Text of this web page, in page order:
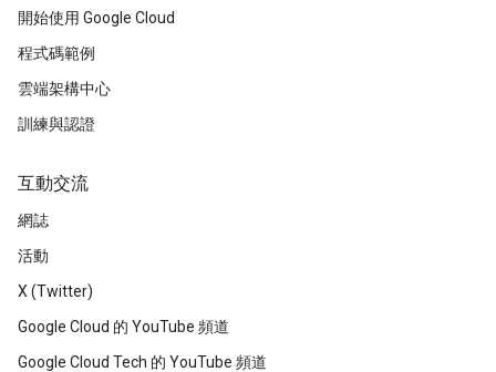
開始使用 Google Cloud
程式碼範例
雲端架構中心
訓練與認證
互動交流
網誌
活動
X (Twitter)
Google Cloud 的 YouTube 頻道
Google Cloud Tech 的 YouTube 頻道